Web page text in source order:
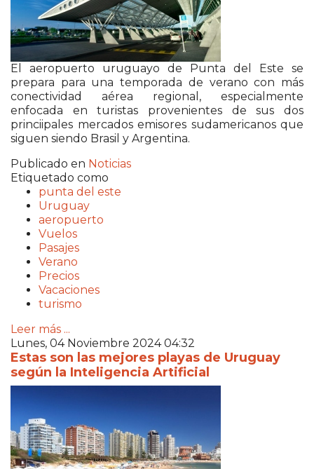
El aeropuerto uruguayo de Punta del Este se
prepara para una temporada de verano con más
conectividad aérea regional, especialmente
enfocada en turistas provenientes de sus dos
princiipales mercados emisores sudamericanos que
siguen siendo Brasil y Argentina.
Publicado en Noticias
Etiquetado como
punta del este
Uruguay
aeropuerto
Vuelos
Pasajes
Verano
Precios
Vacaciones
turismo
Leer más ...
Lunes, 04 Noviembre 2024 04:32
Estas son las mejores playas de Uruguay
según la Inteligencia Artificial